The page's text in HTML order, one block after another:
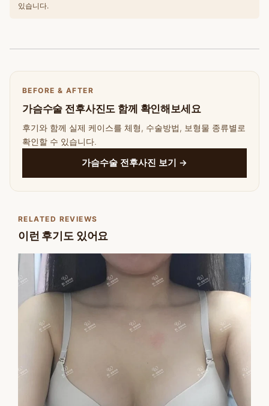
있습니다.
BEFORE & AFTER
가슴수술 전후사진도 함께 확인해보세요
후기와 함께 실제 케이스를 체형, 수술방법, 보형물 종류별로
확인할 수 있습니다.
가슴수술 전후사진 보기 →
RELATED REVIEWS
이런 후기도 있어요